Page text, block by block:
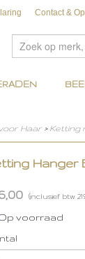
Contact &
Haar > Ketting
Hanger
(inclusief btw
voorraad